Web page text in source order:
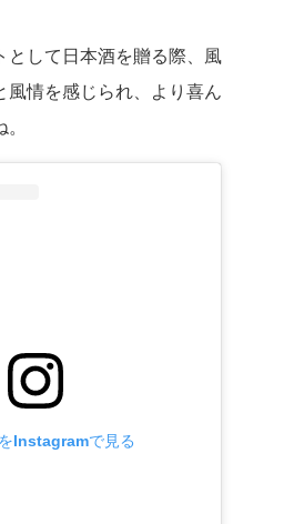
として日本酒を贈る際、風
風情を感じられ、より喜ん
Instagramで見る